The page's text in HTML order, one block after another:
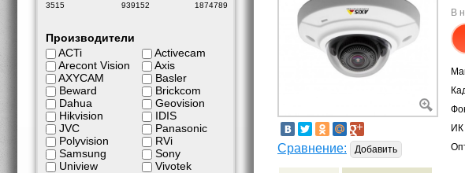
3515 939152 1874789
Производители
ACTi
Arecont Vision
AXYCAM
Beward
Dahua
Hikvision
JVC
Polyvision
Samsung
Uniview
Activecam
Axis
Basler
Brickcom
Geovision
IDIS
Panasonic
RVi
Sony
Vivotek
Сравнение: Добавить
В
ИК